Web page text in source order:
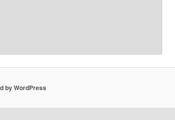
by WordPress